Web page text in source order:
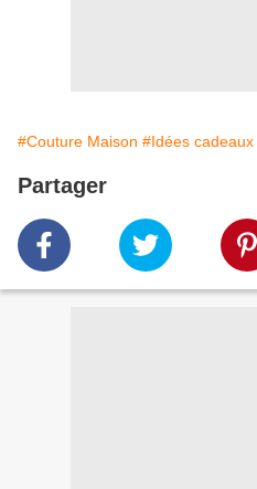
#Couture Maison #Idées cadeaux
Partager